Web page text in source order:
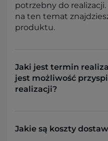
potrzebny do
na ten temat
produktu.
Jaki jest termin
jest możliwość
realizacji?
Jakie są koszty